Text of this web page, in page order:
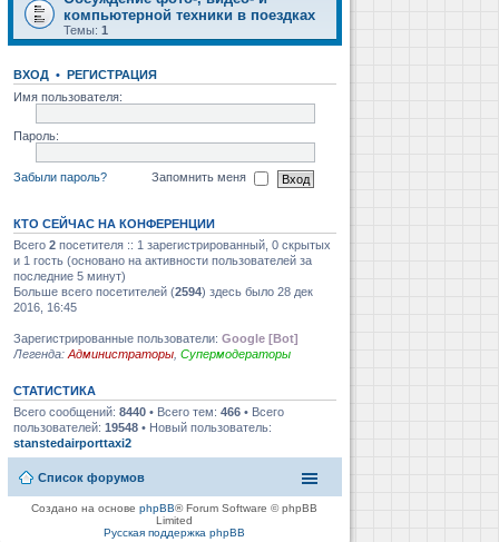
компьютерной техники в поездках
Темы: 1
ВХОД • РЕГИСТРАЦИЯ
Имя пользователя:
Пароль:
Забыли пароль? Запомнить меня
КТО СЕЙЧАС НА КОНФЕРЕНЦИИ
Всего 2 посетителя :: 1 зарегистрированный, 0 скрытых
и 1 гость (основано на активности пользователей за
последние 5 минут)
Больше всего посетителей (2594) здесь было 28 дек
2016, 16:45
Зарегистрированные пользователи: Google [Bot]
Легенда: Администраторы Супермодераторы
СТАТИСТИКА
Всего сообщений: 8440 • Всего тем: 466 • Всего
пользователей: 19548 • Новый пользователь:
stanstedairporttaxi2
Список форумов
Создано на основеphpBB® Forum Software © phpBB
Limited
Русская поддержка phpBB